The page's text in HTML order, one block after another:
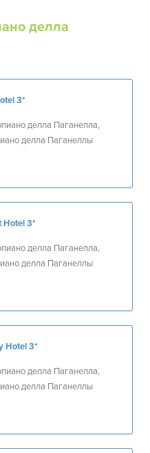
делла
3*
делла Паганелла,
делла Паганеллы
Hotel3*
делла Паганелла,
делла Паганеллы
Hotel3*
делла Паганелла,
делла Паганеллы